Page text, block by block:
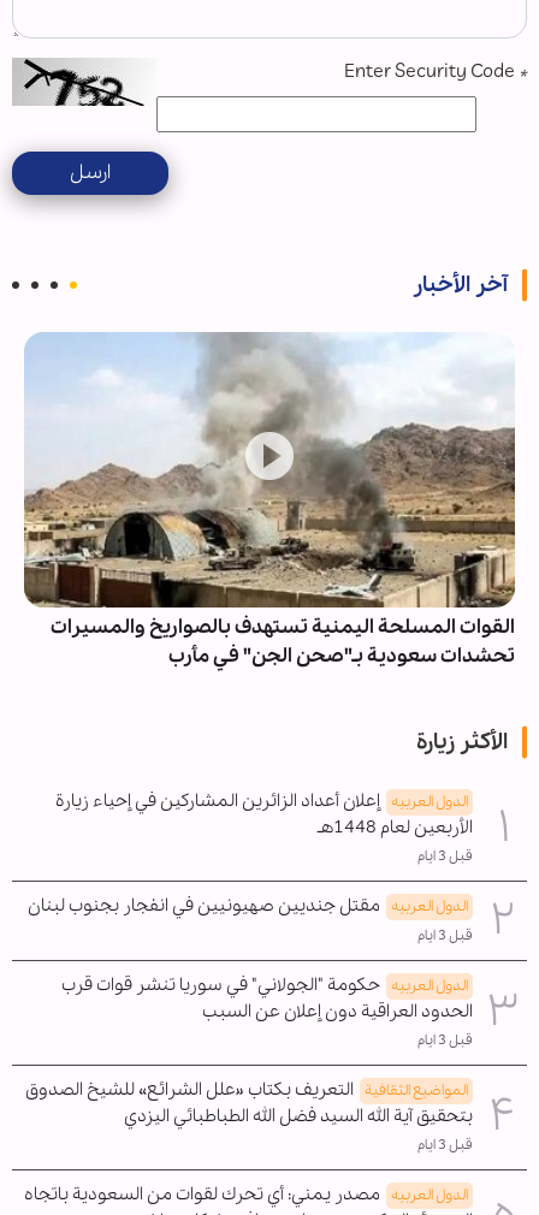
*
ارسل
آخر الأخبار
القوات المسلحة اليمنية تستهدف بالصواريخ والمسيرات
تحشدات سعودية بـ"صحن الجن" في مأرب
الأكثر زيارة
الدول العربیه إعلان أعداد الزائرين المشاركين في إحياء زيارة
الأربعين لعام 1448هـ
قبل 3 ايام
الدول العربیه مقتل جنديين صهيونيين في انفجار بجنوب لبنان
قبل 3 ايام
الدول العربیه حكومة "الجولاني" في سوريا تنشر قوات قرب
الحدود العراقية دون إعلان عن السبب
قبل 3 ايام
المواضیع الثقافية التعريف بكتاب «علل الشرائع» للشيخ الصدوق
بتحقيق آية الله السيد فضل الله الطباطبائي اليزدي
قبل 3 ايام
الدول العربیه مصدر يمني: أي تحرك لقوات من السعودية باتجاه